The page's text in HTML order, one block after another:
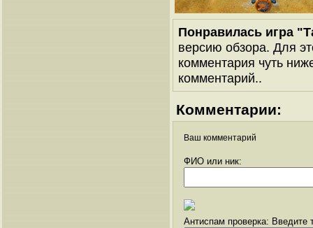
Понравилась игра
версию обзора. Для
комментария чуть
комментарий..
Комментарии:
Ваш комментарий
ФИО или ник:
Антиспам проверка: Введите